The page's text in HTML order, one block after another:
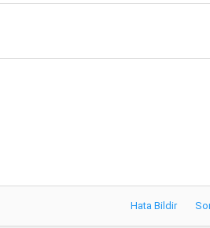
Hata Bildir